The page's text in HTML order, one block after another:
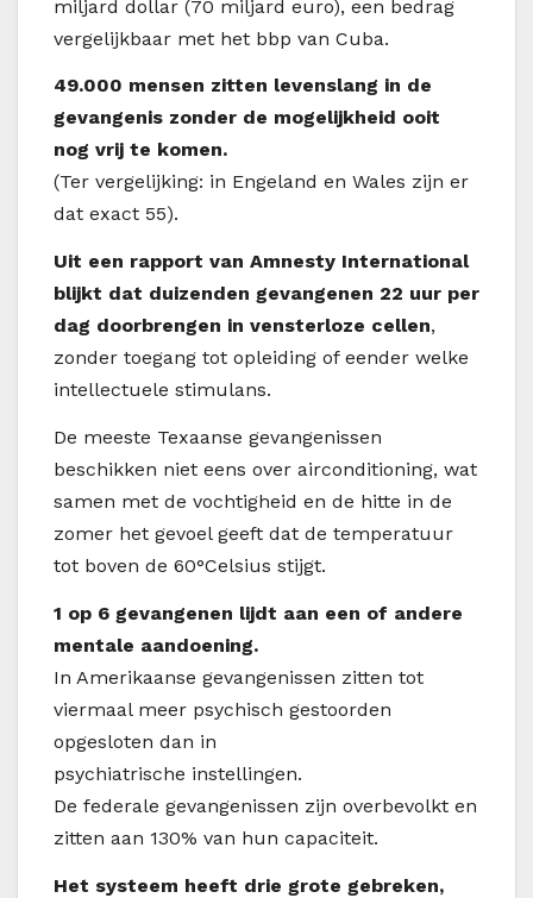
miljard dollar (70 miljard euro), een bedrag
vergelijkbaar met het bbp van Cuba.
49.000 mensen zitten levenslang in de
gevangenis zonder de mogelijkheid ooit
nog vrij te komen.
(Ter vergelijking: in Engeland en Wales zijn er
dat exact 55).
Uit een rapport van Amnesty International
blijkt dat duizenden gevangenen 22 uur per
dag doorbrengen in vensterloze cellen,
zonder toegang tot opleiding of eender welke
intellectuele stimulans.
De meeste Texaanse gevangenissen
beschikken niet eens over airconditioning, wat
samen met de vochtigheid en de hitte in de
zomer het gevoel geeft dat de temperatuur
tot boven de 60°Celsius stijgt.
1 op 6 gevangenen lijdt aan een of andere
mentale aandoening.
In Amerikaanse gevangenissen zitten tot
viermaal meer psychisch gestoorden
opgesloten dan in
psychiatrische instellingen.
De federale gevangenissen zijn overbevolkt en
zitten aan 130% van hun capaciteit.
Het systeem heeft drie grote gebreken,